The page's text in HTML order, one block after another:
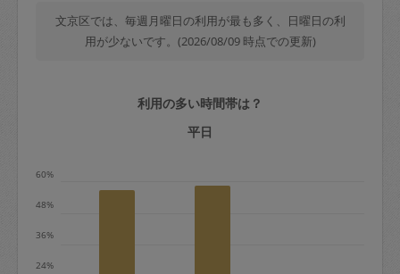
金額の100%＋交通費全額
定期契約をキャンセルする場合、毎週定
期は月2回まで隔週定期は月1回までキャ
文京区では、毎週月曜日の利用が最も多く、日曜日の利
用が少ないです。(2026/08/09 時点での更新)
利用の多い時間帯は？
平日
24%
36%
48%
60%